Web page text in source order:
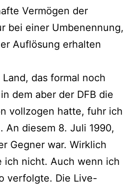
Vermögen der
bei einer Umbenennung,
Auflösung erhalten
das formal noch
dem aber der DFB die
vollzogen hatte, fuhr ich
An diesem 8. Juli 1990,
Gegner war. Wirklich
ich nicht. Auch wenn ich
verfolgte. Die Live-